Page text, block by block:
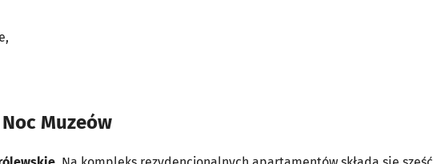
Muzeów